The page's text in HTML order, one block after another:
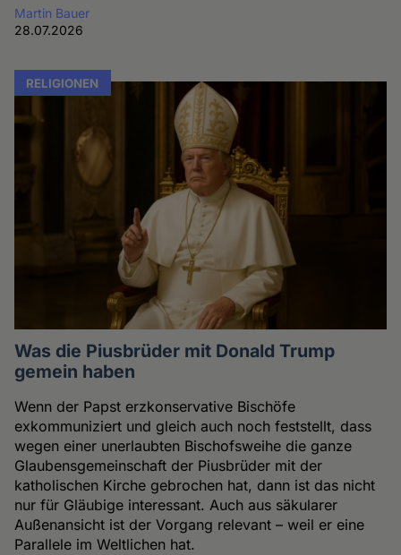
Martin Bauer
28.07.2026
RELIGIONEN
Was die Piusbrüder mit Donald Trump
gemein haben
Wenn der Papst erzkonservative Bischöfe
exkommuniziert und gleich auch noch feststellt, dass
wegen einer unerlaubten Bischofsweihe die ganze
Glaubensgemeinschaft der Piusbrüder mit der
katholischen Kirche gebrochen hat, dann ist das nicht
nur für Gläubige interessant. Auch aus säkularer
Außenansicht ist der Vorgang relevant – weil er eine
Parallele im Weltlichen hat.